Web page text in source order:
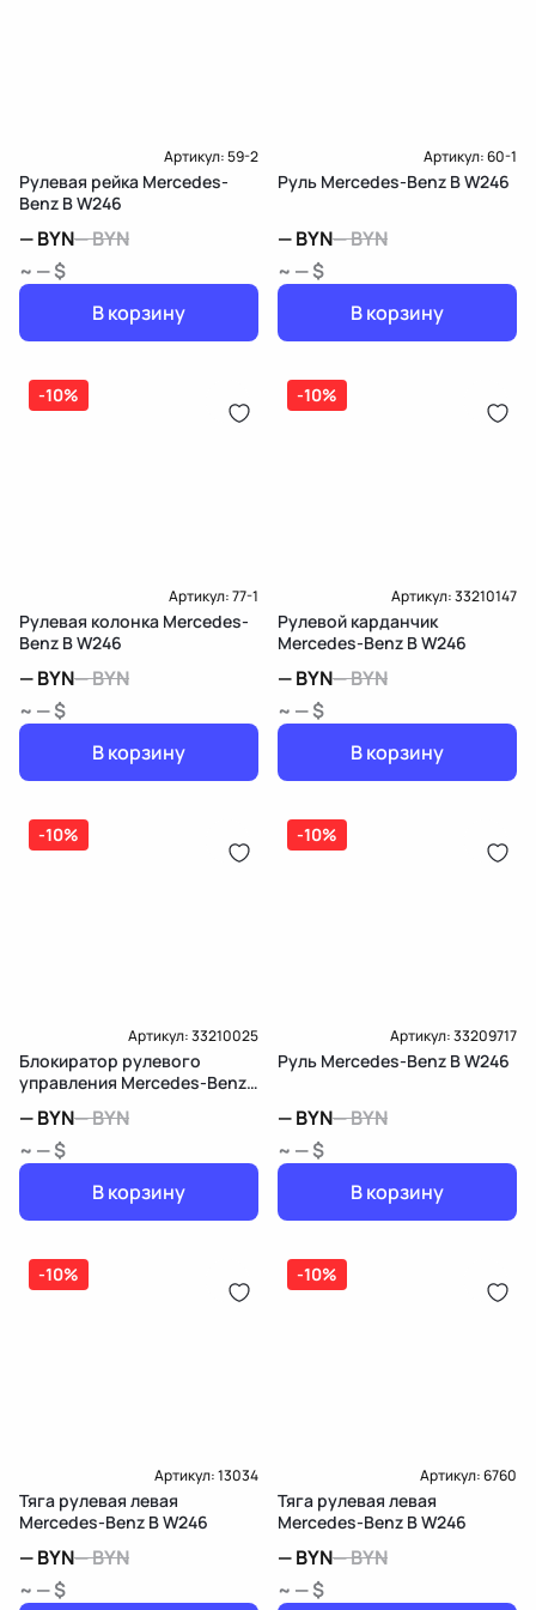
Артикул:59-2
Рулевая рейка Mercedes-
Benz B W246
—BYN—BYN
~ — $
В корзину
Артикул:60-1
Руль Mercedes-Benz B W246
—BYN—BYN
~ — $
В корзину
-10%
Артикул:77-1
Рулевая колонка Mercedes-
Benz B W246
—BYN—BYN
~ — $
В корзину
-10%
Артикул:33210147
Рулевой карданчик
Mercedes-Benz B W246
—BYN—BYN
~ — $
В корзину
-10%
Артикул:33210025
Блокиратор рулевого
управления Mercedes-Benz
—BYN—BYN
~ — $
В корзину
-10%
Артикул:33209717
Руль Mercedes-Benz B W246
—BYN—BYN
~ — $
В корзину
-10%
Артикул:13034
Тяга рулевая левая
Mercedes-Benz B W246
—BYN—BYN
~ — $
-10%
Артикул:6760
Тяга рулевая левая
Mercedes-Benz B W246
—BYN—BYN
~ — $